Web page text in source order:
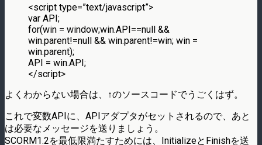
<script type=”text/javascript”>
var API;
for(win = window;win.API==null &&
win.parent!=null && win.parent!=win; win =
win.parent);
API = win.API;
</script>
よくわからない場合は、↑のソースコードでうごくはず。
これで変数APIに、APIアダプタがセットされるので、あと
は必要なメッセージを送りましょう。
SCORM1.2を最低限満たすためには、InitializeとFinishを送